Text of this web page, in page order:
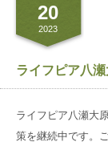
20
2023
ライフピア八
ライフピア八瀬大
策を継続中です。